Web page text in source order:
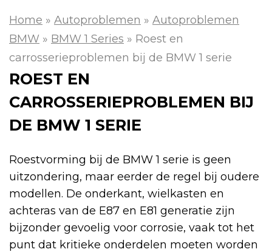
Home » Autoproblemen » Autoproblemen
BMW » BMW 1 Series » Roest en
carrosserieproblemen bij de BMW 1 serie
ROEST EN
CARROSSERIEPROBLEMEN BIJ
DE BMW 1 SERIE
Roestvorming bij de BMW 1 serie is geen
uitzondering, maar eerder de regel bij oudere
modellen. De onderkant, wielkasten en
achteras van de E87 en E81 generatie zijn
bijzonder gevoelig voor corrosie, vaak tot het
punt dat kritieke onderdelen moeten worden